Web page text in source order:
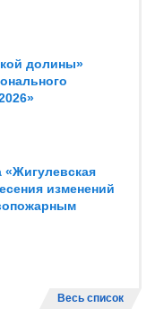
долины»
«Жигулевская
изменений
Весь список